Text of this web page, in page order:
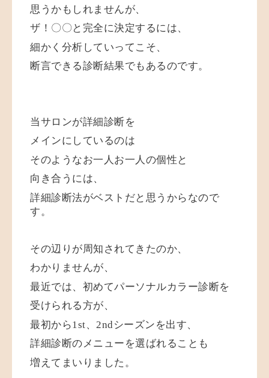
思うかもしれませんが、
ザ！〇〇と完全に決定するには、
細かく分析していってこそ、
断言できる診断結果でもあるのです。
当サロンが詳細診断を
メインにしているのは
そのようなお一人お一人の個性と
向き合うには、
詳細診断法がベストだと思うからなので
す。
その辺りが周知されてきたのか、
わかりませんが、
最近では、初めてパーソナルカラー診断を
受けられる方が、
最初から1st、2ndシーズンを出す、
詳細診断のメニューを選ばれることも
増えてまいりました。